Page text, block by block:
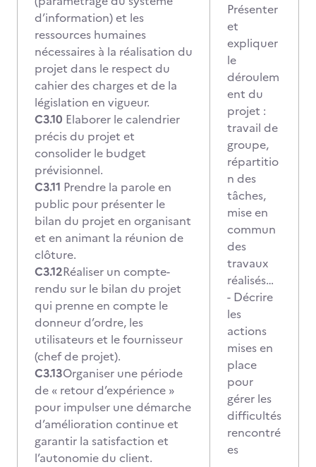
d’information) et les
ressources humaines
nécessaires à la réalisation du
projet dans le respect du
cahier des charges et de la
législation en vigueur.
C3.10 Elaborer le calendrier
précis du projet et
consolider le budget
prévisionnel.
C3.11 Prendre la parole en
public pour présenter le
bilan du projet en organisant
et en animant la réunion de
clôture.
C3.12Réaliser un compte-
rendu sur le bilan du projet
qui prenne en compte le
donneur d’ordre, les
utilisateurs et le fournisseur
(chef de projet).
C3.13Organiser une période
de « retour d’expérience »
pour impulser une démarche
d’amélioration continue et
garantir la satisfaction et
l’autonomie du client.
Présenter
et
expliquer
le
déroulem
ent du
projet :
travail de
groupe,
répartitio
n des
tâches,
mise en
commun
des
travaux
réalisés…
- Décrire
les
actions
mises en
place
pour
gérer les
difficultés
rencontré
es